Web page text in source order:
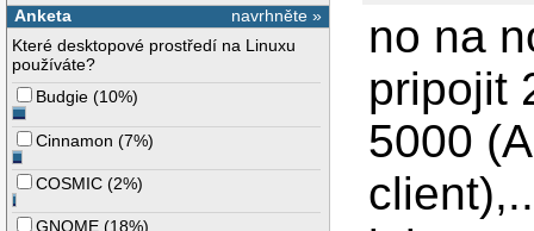
navrhněte »
Anketa
Které desktopové prostředí na Linuxu
používáte?
Budgie (10%)
Cinnamon (7%)
COSMIC (2%)
GNOME (18%)
no na
pripojit
5000